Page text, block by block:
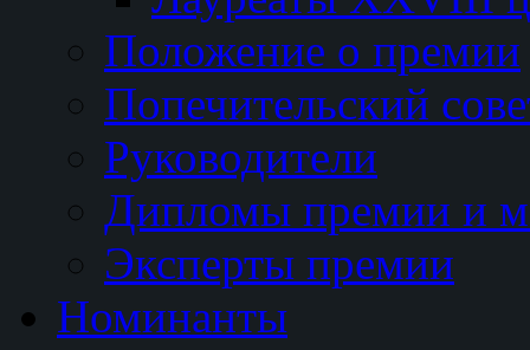
Положение о премии
Попечительский
Руководители
Дипломы премии и
Эксперты премии
Номинанты